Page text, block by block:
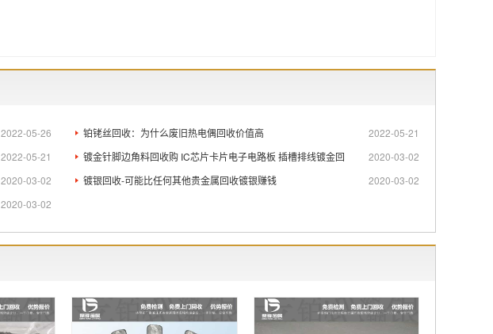
2022-05-26 2022-05-21
铂铑丝回收：为什么废旧热电偶回收价值高
2022-05-21
2020-03-02
镀金针脚边角料回收购 IC芯片卡片电子电路板 插槽排线镀金回
2020-03-02
2020-03-02
镀银回收-可能比任何其他贵金属回收镀银赚钱
2020-03-02